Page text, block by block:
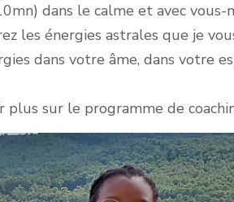
dans le calme et avec
les énergies astrales que je
dans votre âme, dans votre
plus sur le programme de